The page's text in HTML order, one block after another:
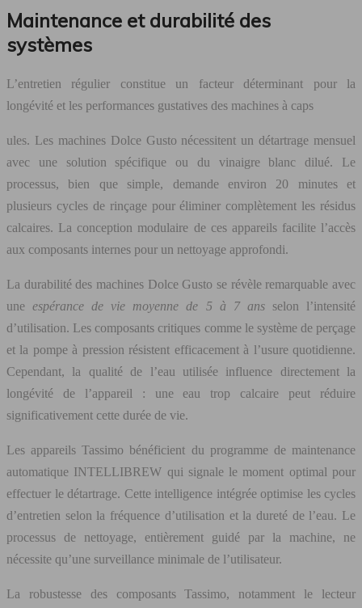
Maintenance et durabilité des
systèmes
L’entretien régulier constitue un facteur déterminant pour la
longévité et les performances gustatives des machines à caps
ules. Les machines Dolce Gusto nécessitent un détartrage mensuel
avec une solution spécifique ou du vinaigre blanc dilué. Le
processus, bien que simple, demande environ 20 minutes et
plusieurs cycles de rinçage pour éliminer complètement les résidus
calcaires. La conception modulaire de ces appareils facilite l’accès
aux composants internes pour un nettoyage approfondi.
La durabilité des machines Dolce Gusto se révèle remarquable avec
uneespérance de vie moyenne de 5 à 7 ansselon l’intensité
d’utilisation. Les composants critiques comme le système de perçage
et la pompe à pression résistent efficacement à l’usure quotidienne.
Cependant, la qualité de l’eau utilisée influence directement la
longévité de l’appareil : une eau trop calcaire peut réduire
significativement cette durée de vie.
Les appareils Tassimo bénéficient du programme de maintenance
automatique INTELLIBREW qui signale le moment optimal pour
effectuer le détartrage. Cette intelligence intégrée optimise les cycles
d’entretien selon la fréquence d’utilisation et la dureté de l’eau. Le
processus de nettoyage, entièrement guidé par la machine, ne
nécessite qu’une surveillance minimale de l’utilisateur.
La robustesse des composants Tassimo, notamment le lecteur